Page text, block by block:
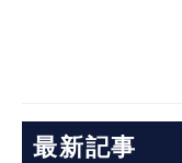
最新記事